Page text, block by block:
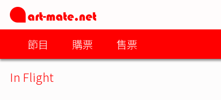
節目 購票 售票
In Flight